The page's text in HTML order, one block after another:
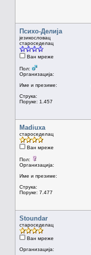
Психо-Делија
језикословац
староседелац
Ван мреже
Пол:
Организација:
Име и презиме:
Струка:
Поруке: 1.457
Madiuxa
староседелац
Ван мреже
Пол:
Организација:
Име и презиме:
Струка:
Поруке: 7.477
Stoundar
староседелац
Ван мреже
Организација: